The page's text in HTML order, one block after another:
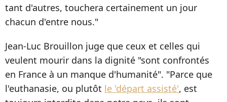
tant d'autres, touchera certainement un jour
chacun d'entre nous."
Jean-Luc Brouillon juge que ceux et celles qui
veulent mourir dans la dignité "sont confrontés
en France à un manque d'humanité". "Parce que
l'euthanasie, ou plutôt le 'départ assisté', est